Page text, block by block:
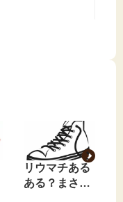
リウマチある
ある？まさか